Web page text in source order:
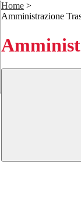
Home >
Amministrazione